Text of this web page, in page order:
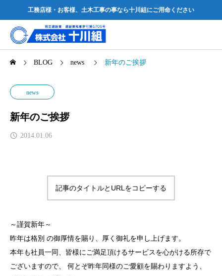
工務店様・お客様、土木工事の事なら十川組にご用命ください
BLOG news 新年のご挨拶
news
新年のご挨拶
2014.01.06
記事のタイトルとURLをコピーする
～謹賀新年～
昨年は格別 の御厚情を賜り、厚く御礼を申し上げます。
本年も社員一同、皆様にご満足頂けるサービスを心がける所存で
ございますので、 何とぞ昨年同様のご愛顧を賜わりますよう、